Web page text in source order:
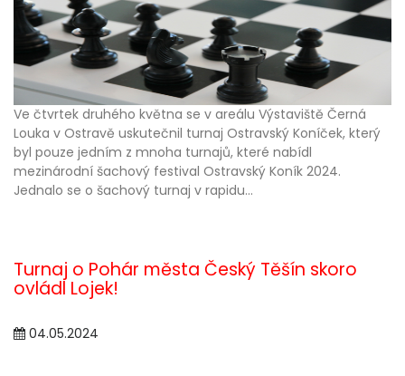
Ve čtvrtek druhého května se v areálu Výstaviště Černá
Louka v Ostravě uskutečnil turnaj Ostravský Koníček, který
byl pouze jedním z mnoha turnajů, které nabídl
mezinárodní šachový festival Ostravský Koník 2024.
Jednalo se o šachový turnaj v rapidu...
Turnaj o Pohár města Český Těšín skoro
ovládl Lojek!
04.05.2024